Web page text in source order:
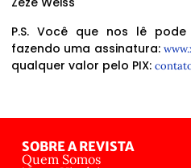
P.S. Você que nos lê
fazendo uma assinatura:
qualquer valor pelo PIX:
SOBRE A REVISTA
Quem Somos